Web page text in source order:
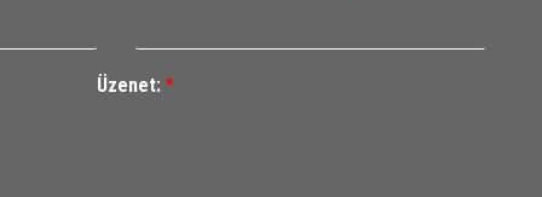
Üzenet: *